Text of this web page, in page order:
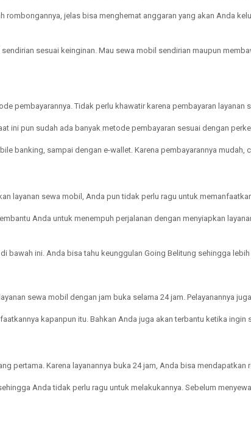
jelas bisa menghemat anggaran yang akan Anda
sesuai keinginan. Mau sewa mobil sendirian maupun
pembayarannya. Tidak perlu khawatir karena pembayaran
ini pun sudah ada banyak metode pembayaran sesuai dengan
banking, sampai dengan e-wallet. Karena pembayarannya mudah,
layanan sewa mobil, Anda pun tidak perlu ragu untuk
Anda untuk menempuh perjalanan dengan menyiapkan
bawah ini. Anda bisa tahu keunggulan Going Belitung sehingga
sewa mobil dengan jam buka selama 24 jam. Pelayanannya
kapanpun itu. Bahkan Anda juga akan terbantu ketika
pertama. Karena layanannya buka 24 jam, Anda bisa
Anda tidak perlu ragu untuk melakukannya. Sebelum